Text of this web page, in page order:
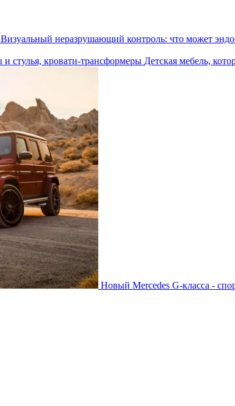
Визуальный неразрушающий контроль: что может
Детская мебель,
Новый Mercedes G-класса -